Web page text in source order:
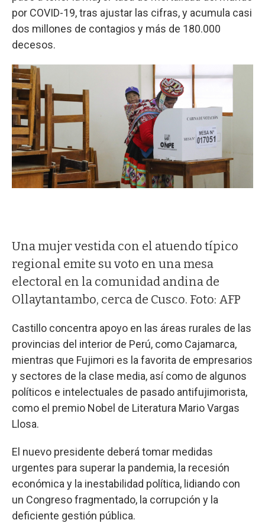
por COVID-19, tras ajustar las cifras, y acumula casi
dos millones de contagios y más de 180.000
decesos.
Una mujer vestida con el atuendo típico
regional emite su voto en una mesa
electoral en la comunidad andina de
Ollaytantambo, cerca de Cusco. Foto: AFP
Castillo concentra apoyo en las áreas rurales de las
provincias del interior de Perú, como Cajamarca,
mientras que Fujimori es la favorita de empresarios
y sectores de la clase media, así como de algunos
políticos e intelectuales de pasado antifujimorista,
como el premio Nobel de Literatura Mario Vargas
Llosa.
El nuevo presidente deberá tomar medidas
urgentes para superar la pandemia, la recesión
económica y la inestabilidad política, lidiando con
un Congreso fragmentado, la corrupción y la
deficiente gestión pública.